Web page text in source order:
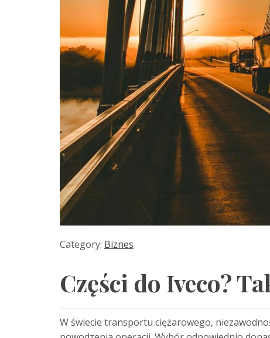
Category: Biznes
Części do Iveco?
W świecie transportu ciężarowego,